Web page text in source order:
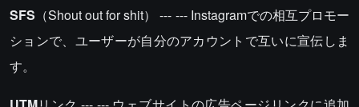
SFS （Shout out for shit） --- --- Instagramでの相互プロモー
ションで、ユーザーが自分のアカウントで互いに宣伝しま
す。